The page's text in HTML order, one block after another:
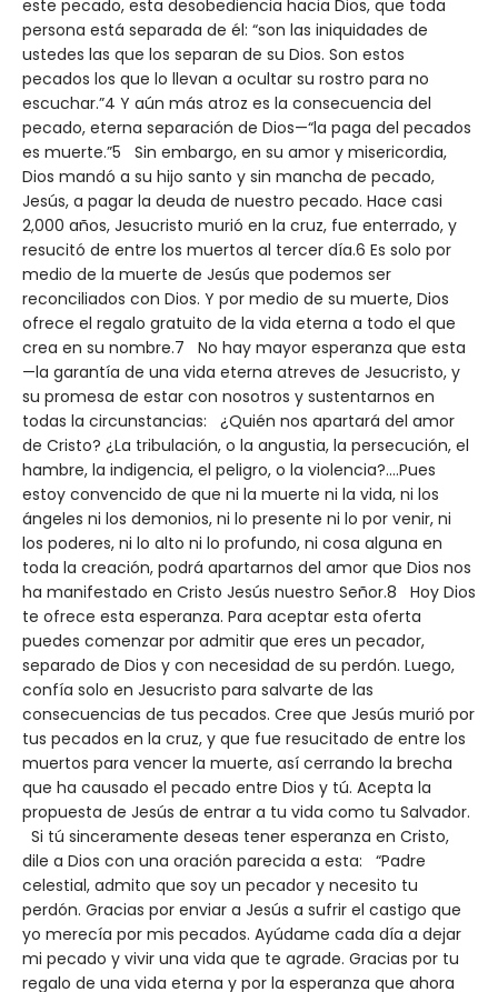
este pecado, esta desobediencia hacia Dios, que toda
persona está separada de él: “son las iniquidades de
ustedes las que los separan de su Dios. Son estos
pecados los que lo llevan a ocultar su rostro para no
escuchar.”4 Y aún más atroz es la consecuencia del
pecado, eterna separación de Dios—“la paga del pecados
es muerte.”5 Sin embargo, en su amor y misericordia,
Dios mandó a su hijo santo y sin mancha de pecado,
Jesús, a pagar la deuda de nuestro pecado. Hace casi
2,000 años, Jesucristo murió en la cruz, fue enterrado, y
resucitó de entre los muertos al tercer día.6 Es solo por
medio de la muerte de Jesús que podemos ser
reconciliados con Dios. Y por medio de su muerte, Dios
ofrece el regalo gratuito de la vida eterna a todo el que
crea en su nombre.7 No hay mayor esperanza que esta
—la garantía de una vida eterna atreves de Jesucristo, y
su promesa de estar con nosotros y sustentarnos en
todas la circunstancias: ¿Quién nos apartará del amor
de Cristo? ¿La tribulación, o la angustia, la persecución, el
hambre, la indigencia, el peligro, o la violencia?....Pues
estoy convencido de que ni la muerte ni la vida, ni los
ángeles ni los demonios, ni lo presente ni lo por venir, ni
los poderes, ni lo alto ni lo profundo, ni cosa alguna en
toda la creación, podrá apartarnos del amor que Dios nos
ha manifestado en Cristo Jesús nuestro Señor.8 Hoy Dios
te ofrece esta esperanza. Para aceptar esta oferta
puedes comenzar por admitir que eres un pecador,
separado de Dios y con necesidad de su perdón. Luego,
confía solo en Jesucristo para salvarte de las
consecuencias de tus pecados. Cree que Jesús murió por
tus pecados en la cruz, y que fue resucitado de entre los
muertos para vencer la muerte, así cerrando la brecha
que ha causado el pecado entre Dios y tú. Acepta la
propuesta de Jesús de entrar a tu vida como tu Salvador.
Si tú sinceramente deseas tener esperanza en Cristo,
dile a Dios con una oración parecida a esta: “Padre
celestial, admito que soy un pecador y necesito tu
perdón. Gracias por enviar a Jesús a sufrir el castigo que
yo merecía por mis pecados. Ayúdame cada día a dejar
mi pecado y vivir una vida que te agrade. Gracias por tu
regalo de una vida eterna y por la esperanza que ahora